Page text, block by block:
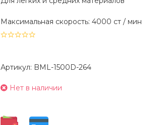
Максимальная скорость: 4000 ст / мин
Артикул: BML-1500D-264
Нет в наличии